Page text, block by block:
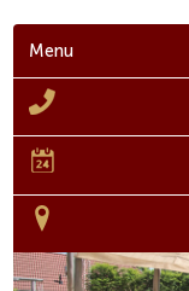
Menu